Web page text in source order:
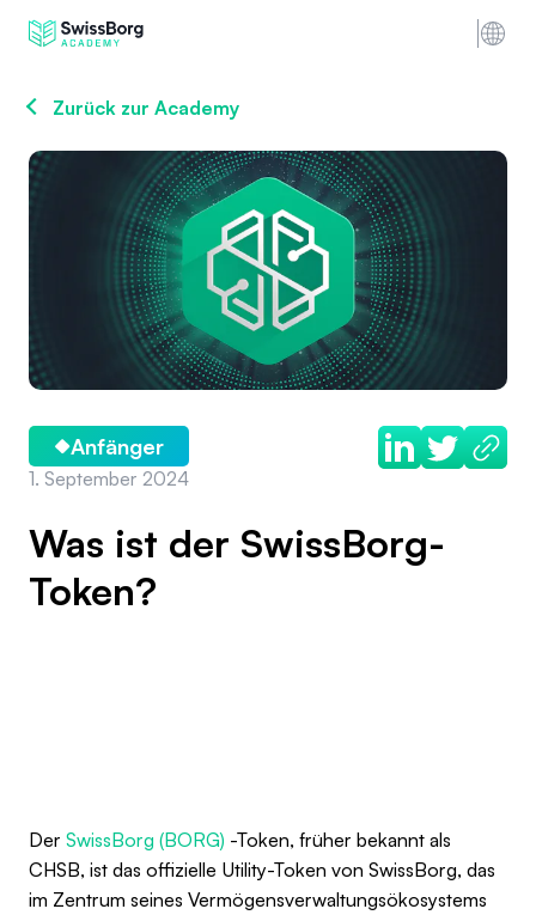
Zurück zur Academy
Anfänger
1. September 2024
Was ist der SwissBorg-
Token?
Der SwissBorg (BORG) -Token, früher bekannt als
CHSB, ist das offizielle Utility-Token von SwissBorg, das
im Zentrum seines Vermögensverwaltungsökosystems